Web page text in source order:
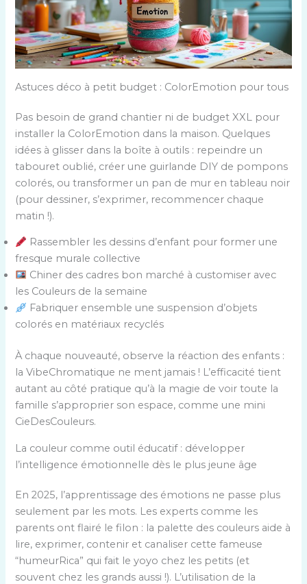
Astuces déco à petit budget : ColorEmotion pour tous
Pas besoin de grand chantier ni de budget XXL pour
installer la ColorEmotion dans la maison. Quelques
idées à glisser dans la boîte à outils : repeindre un
tabouret oublié, créer une guirlande DIY de pompons
colorés, ou transformer un pan de mur en tableau noir
(pour dessiner, s’exprimer, recommencer chaque
matin !).
Rassembler les dessins d’enfant pour former une
fresque murale collective
Chiner des cadres bon marché à customiser avec
les Couleurs de la semaine
Fabriquer ensemble une suspension d’objets
colorés en matériaux recyclés
À chaque nouveauté, observe la réaction des enfants :
la VibeChromatique ne ment jamais ! L’efficacité tient
autant au côté pratique qu’à la magie de voir toute la
famille s’approprier son espace, comme une mini
CieDesCouleurs.
La couleur comme outil éducatif : développer
l’intelligence émotionnelle dès le plus jeune âge
En 2025, l’apprentissage des émotions ne passe plus
seulement par les mots. Les experts comme les
parents ont flairé le filon : la palette des couleurs aide à
lire, exprimer, contenir et canaliser cette fameuse
“humeurRica” qui fait le yoyo chez les petits (et
souvent chez les grands aussi !). L’utilisation de la